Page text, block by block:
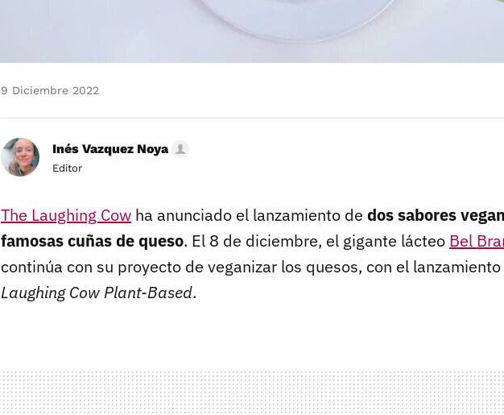
9 Diciembre 2022
Inés Vazquez Noya
Editor
The Laughing Cow ha anunciado el lanzamiento de dos sabores
famosas cuñas de queso. El 8 de diciembre, el gigante lácteo Bel
continúa con su proyecto de veganizar los quesos, con el
Laughing Cow Plant-Based.